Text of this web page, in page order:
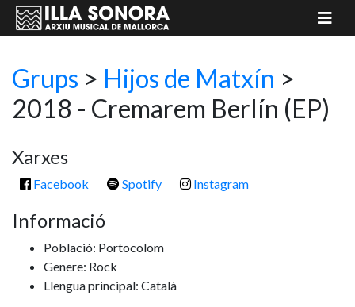
Grups > Hijos de Matxín >
2018 - Cremarem Berlín (EP)
Xarxes
Facebook Spotify Instagram
Informació
Població: Portocolom
Genere: Rock
Llengua principal: Català